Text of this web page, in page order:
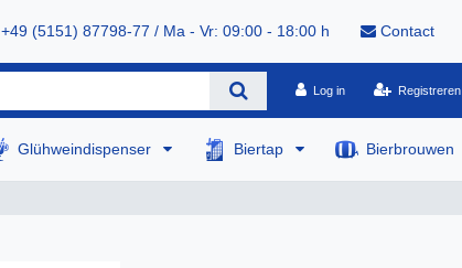
+49 (5151) 87798-77 / Ma - Vr: 09:00 - 18:00 h Contact
Log in Registreren
Glühweindispenser Biertap Bierbrouwen